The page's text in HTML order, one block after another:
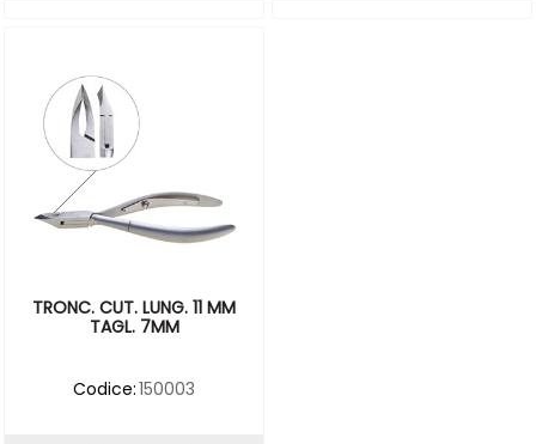
TRONC. CUT. LUNG. 11 MM
TAGL. 7MM
Codice:150003